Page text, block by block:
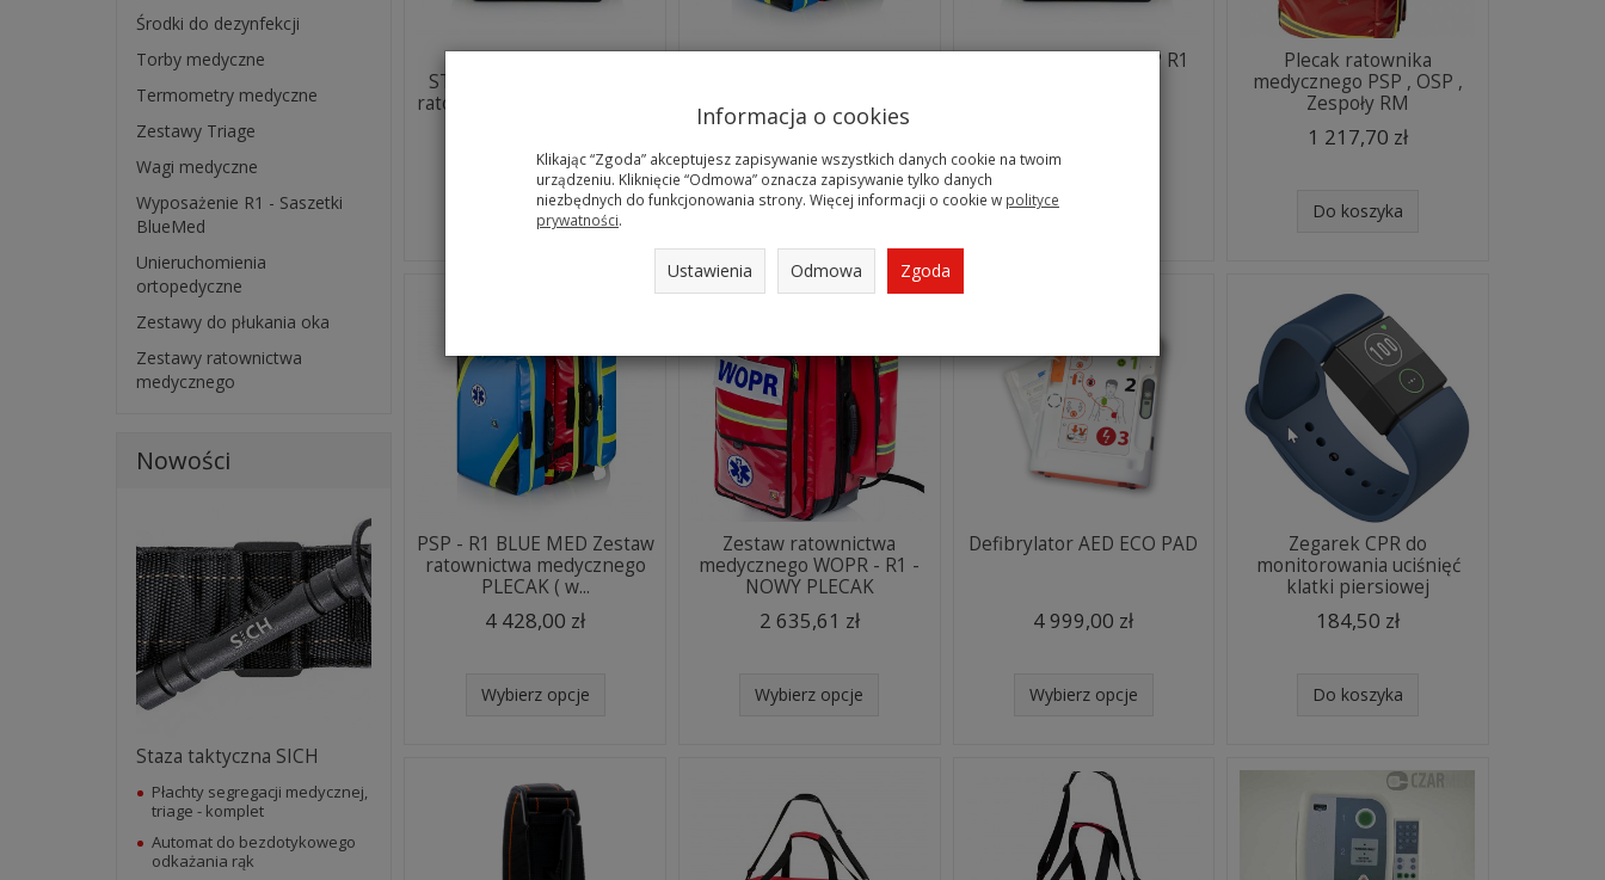
STANDARD 2026 Zestaw
ratownictwa medycznego ...
Wybierz opcje
ratownictwa medycz...
4 428,00 zł
Wybierz opcje
Torba medyczna PSP R1
Do koszyka
Plecak ratownika
medycznego PSP , OSP ,
Zespoły RM
1 217,70 zł
Do koszyka
PSP - R1 BLUE MED Zestaw
ratownictwa medycznego
PLECAK ( w...
4 428,00 zł
Wybierz opcje
Zestaw ratownictwa
medycznego WOPR - R1 -
NOWY PLECAK
2 635,61 zł
Wybierz opcje
Defibrylator AED ECO PAD
4 999,00 zł
Wybierz opcje
Zegarek CPR do
monitorowania uciśnięć
klatki piersiowej
184,50 zł
Do koszyka
Środki do dezynfekcji
Torby medyczne
Termometry medyczne
Zestawy Triage
Wagi medyczne
Wyposażenie R1 - Saszetki
BlueMed
Unieruchomienia
ortopedyczne
Zestawy do płukania oka
Zestawy ratownictwa
medycznego
Nowości
Staza taktyczna SICH
Płachty segregacji medycznej,
triage - komplet
Automat do bezdotykowego
odkażania rąk
Informacja o cookies
Klikając “Zgoda” akceptujesz zapisywanie wszystkich danych cookie na twoim
urządzeniu. Kliknięcie “Odmowa” oznacza zapisywanie tylko danych
niezbędnych do funkcjonowania strony. Więcej informacji o cookie w polityce
prywatności.
Ustawienia Odmowa Zgoda